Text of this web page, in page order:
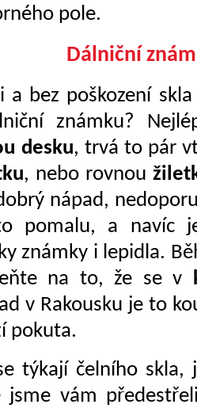
pole.
Dálniční
a bez poškození
známku?
desku, trvá to pár
, nebo rovnou
nápad,
pomalu, a navíc
známky i lepidla.
na to, že se v
v Rakousku je to
pokuta.
týkají čelního skla,
jsme vám